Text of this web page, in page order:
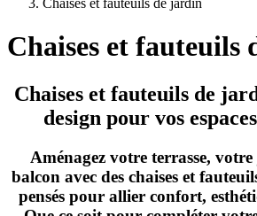
Chaises et fauteuils de jardin
Chaises et fauteuils
Chaises et fauteuils de
design pour vos
Aménagez votre terrasse,
balcon avec des chaises et
pensés pour allier confort,